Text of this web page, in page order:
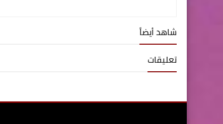
شاهد أيضاً
تعليقات